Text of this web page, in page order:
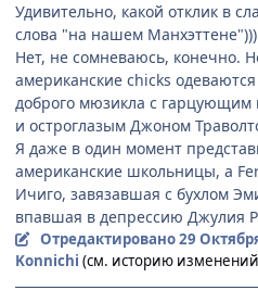
Удивительно, какой отклик в
слова "на нашем Манхэттене")))
Нет, не сомневаюсь, конечно.
американские chicks
доброго мюзикла с
и остроглазым Джоном
Я даже в один момент
американские школьницы, а
Ичиго, завязавшая с бухлом
впавшая в депрессию Джулия
Отредактировано29
Konnichi (см. историю